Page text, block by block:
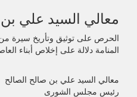
معالي السيد علي
الحرص على توثيق وتأريخ سيرة
المنامة دلالة على إخلاص أبناء
معالي السيد علي بن صالح الصالح
رئيس مجلس الشورى